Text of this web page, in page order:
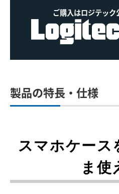
ご購入はロジテッ
製品の特長・仕様
スマホケース
ま使